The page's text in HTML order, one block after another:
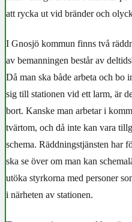
att rycka ut vid bränder och
I Gnosjö kommun finns två
av bemanningen består av
Då man ska både arbeta och bo
sig till stationen vid ett larm, är
bort. Kanske man arbetar i
tvärtom, och då inte kan vara
schema. Räddningstjänsten har
ska se över om man kan
utöka styrkorna med personer
i närheten av stationen.